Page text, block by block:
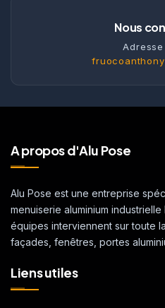
Nous
A propos d'Alu Pose
Alu Pose est une entreprise
menuiserie aluminium
équipes interviennent sur toute
façades, fenêtres, portes
Liens utiles